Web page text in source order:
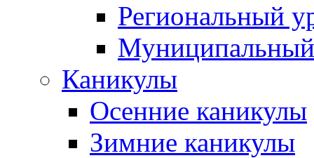
Региональный
Каникулы
Осенние каникулы
Зимние каникулы